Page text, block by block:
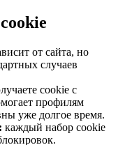
от сайта, но
случаев
cookie с
профилям
уже долгое время.
каждый набор cookie